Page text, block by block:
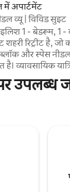
समीक्षाएँ
में अपार्टमेंट
व्यू | विविड सुइट
1 - बेडरूम, 1 -
रिट्रीट है,
ब्लॉक और स्पेस
है। व्यावसायिक
करने वालों के लिए
सुविधाएँ, एक पूरी
पैदल दूरी पाइक
उपलब्ध